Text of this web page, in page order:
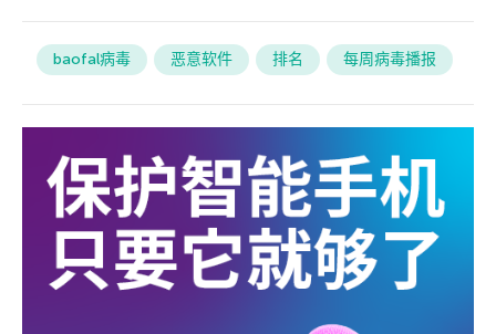
baofal病毒 恶意软件 排名 每周病毒播报